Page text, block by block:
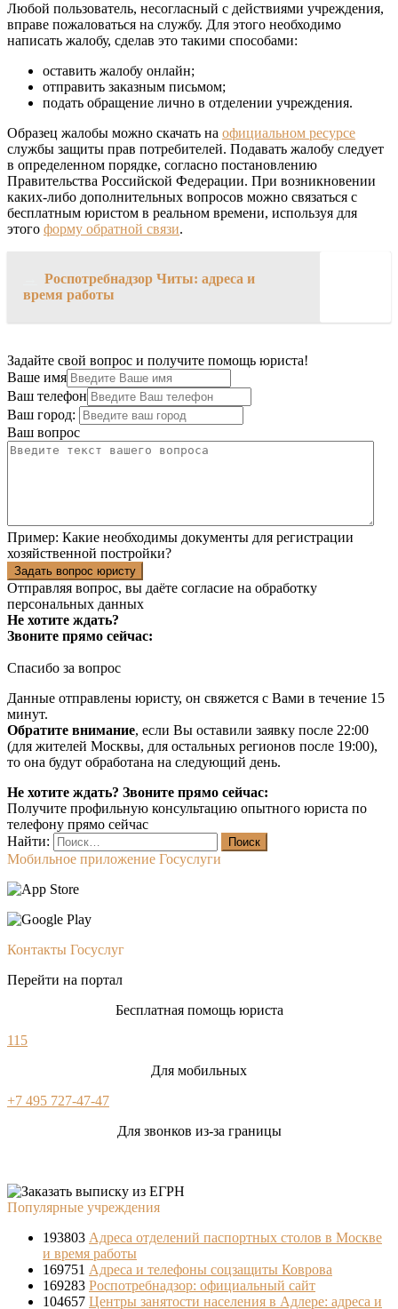
Любой пользователь, несогласный с действиями учреждения,
вправе пожаловаться на службу. Для этого необходимо
написать жалобу, сделав это такими способами:
оставить жалобу онлайн;
отправить заказным письмом;
подать обращение лично в отделении учреждения.
Образец жалобы можно скачать на официальном ресурсе
службы защиты прав потребителей. Подавать жалобу следует
в определенном порядке, согласно постановлению
Правительства Российской Федерации. При возникновении
каких-либо дополнительных вопросов можно связаться с
бесплатным юристом в реальном времени, используя для
этого форму обратной связи.
Роспотребнадзор Читы: адреса и
время работы
Задайте свой вопрос и получите помощь юриста!
Ваше имя
Ваш телефон
Ваш город:
Ваш вопрос
Пример: Какие необходимы документы для регистрации
хозяйственной постройки?
Задать вопрос юристу
Отправляя вопрос, вы даёте согласие на обработку
персональных данных
Не хотите ждать?
Звоните прямо сейчас:
Спасибо за вопрос
Данные отправлены юристу, он свяжется с Вами в течение 15
минут.
Обратите внимание, если Вы оставили заявку после 22:00
(для жителей Москвы, для остальных регионов после 19:00),
то она будут обработана на следующий день.
Не хотите ждать? Звоните прямо сейчас:
Получите профильную консультацию опытного юриста по
телефону прямо сейчас
Найти:
Мобильное приложение Госуслуги
Контакты Госуслуг
Перейти на портал
Бесплатная помощь юриста
115
Для мобильных
+7 495 727-47-47
Для звонков из-за границы
Популярные учреждения
193803 Адреса отделений паспортных столов в Москве
и время работы
169751 Адреса и телефоны соцзащиты Коврова
169283 Роспотребнадзор: официальный сайт
104657 Центры занятости населения в Адлере: адреса и